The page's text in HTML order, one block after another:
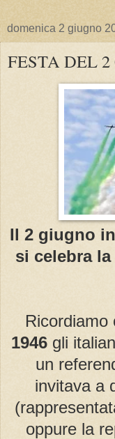
domenica 2 giugno
FESTA DEL
Il 2 giugno
si celebra
Ricordiamo
1946gli
un
invitava a
oppure la